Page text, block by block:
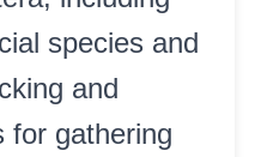
species and
and
for gathering